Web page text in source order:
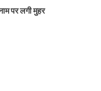
पर लगी मुहर